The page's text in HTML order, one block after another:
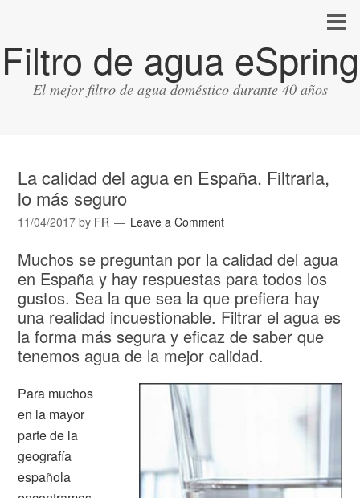
Filtro de agua eSpring
El mejor filtro de agua doméstico durante 40 años
La calidad del agua en España. Filtrarla,
lo más seguro
11/04/2017 by FR Leave a Comment
Muchos se preguntan por la calidad del agua
en España y hay respuestas para todos los
gustos. Sea la que sea la que prefiera hay
una realidad incuestionable. Filtrar el agua es
la forma más segura y eficaz de saber que
tenemos agua de la mejor calidad.
Para muchos
en la mayor
parte de la
geografía
española